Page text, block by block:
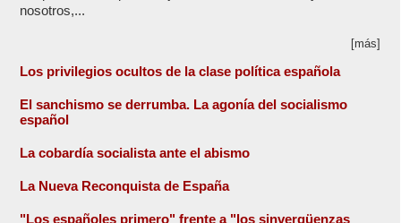
nosotros,...
[más]
Los privilegios ocultos de la clase política española
El sanchismo se derrumba. La agonía del socialismo
español
La cobardía socialista ante el abismo
La Nueva Reconquista de España
"Los españoles primero" frente a "los sinvergüenzas